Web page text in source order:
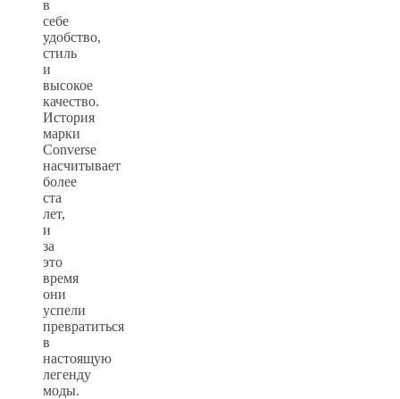
в
себе
удобство,
стиль
и
высокое
качество.
История
марки
Converse
насчитывает
более
ста
лет,
и
за
это
время
они
успели
превратиться
в
настоящую
легенду
моды.